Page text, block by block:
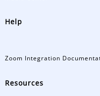
Help
Zoom Integration
Resources